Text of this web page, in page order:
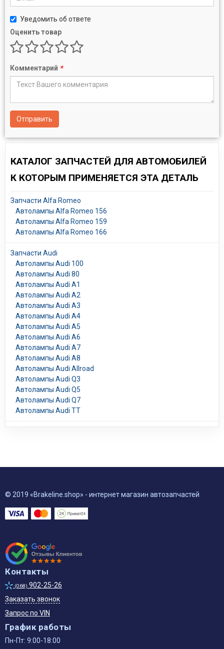
Уведомить об ответе
Оценить товар
Комментарий *
Отправить
КАТАЛОГ ЗАПЧАСТЕЙ ДЛЯ АВТОМОБИЛЕЙ
К КОТОРЫМ ПРИМЕНЯЕТСЯ ЭТА ДЕТАЛЬ
Запчасти Alfa Romeo
Автолампы Alfa Romeo 156
Автолампы Alfa Romeo 159
Автолампы Alfa Romeo 166
Запчасти Audi
Автолампы Audi 100
Автолампы Audi 80
Автолампы Audi A1
Автолампы Audi A2
Автолампы Audi A3
Автолампы Audi A4
Автолампы Audi A5
Автолампы Audi A6
Автолампы Audi A7
Автолампы Audi A8
Автолампы Audi Allroad
Автолампы Audi Q3
Автолампы Audi Q5
Автолампы Audi Q7
Автолампы Audi TT
© 2019 «Brakeline.shop» - интернет магазин автозапчастей
Контакты
(068) 902-25-26
Заказать звонок
Запрос по VIN
График работы
Пн-Пт: 9:00-18:00